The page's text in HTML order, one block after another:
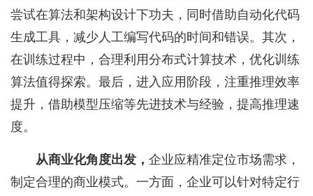
尝试在算法和架构设计下功夫，同时借助自动化代码
生成工具，减少人工编写代码的时间和错误。其次，
在训练过程中，合理利用分布式计算技术，优化训练
算法值得探索。最后，进入应用阶段，注重推理效率
提升，借助模型压缩等先进技术与经验，提高推理速
度。
从商业化角度出发 ， 企业应精准定位市场需求，
制定合理的商业模式。一方面，企业可以针对特定行